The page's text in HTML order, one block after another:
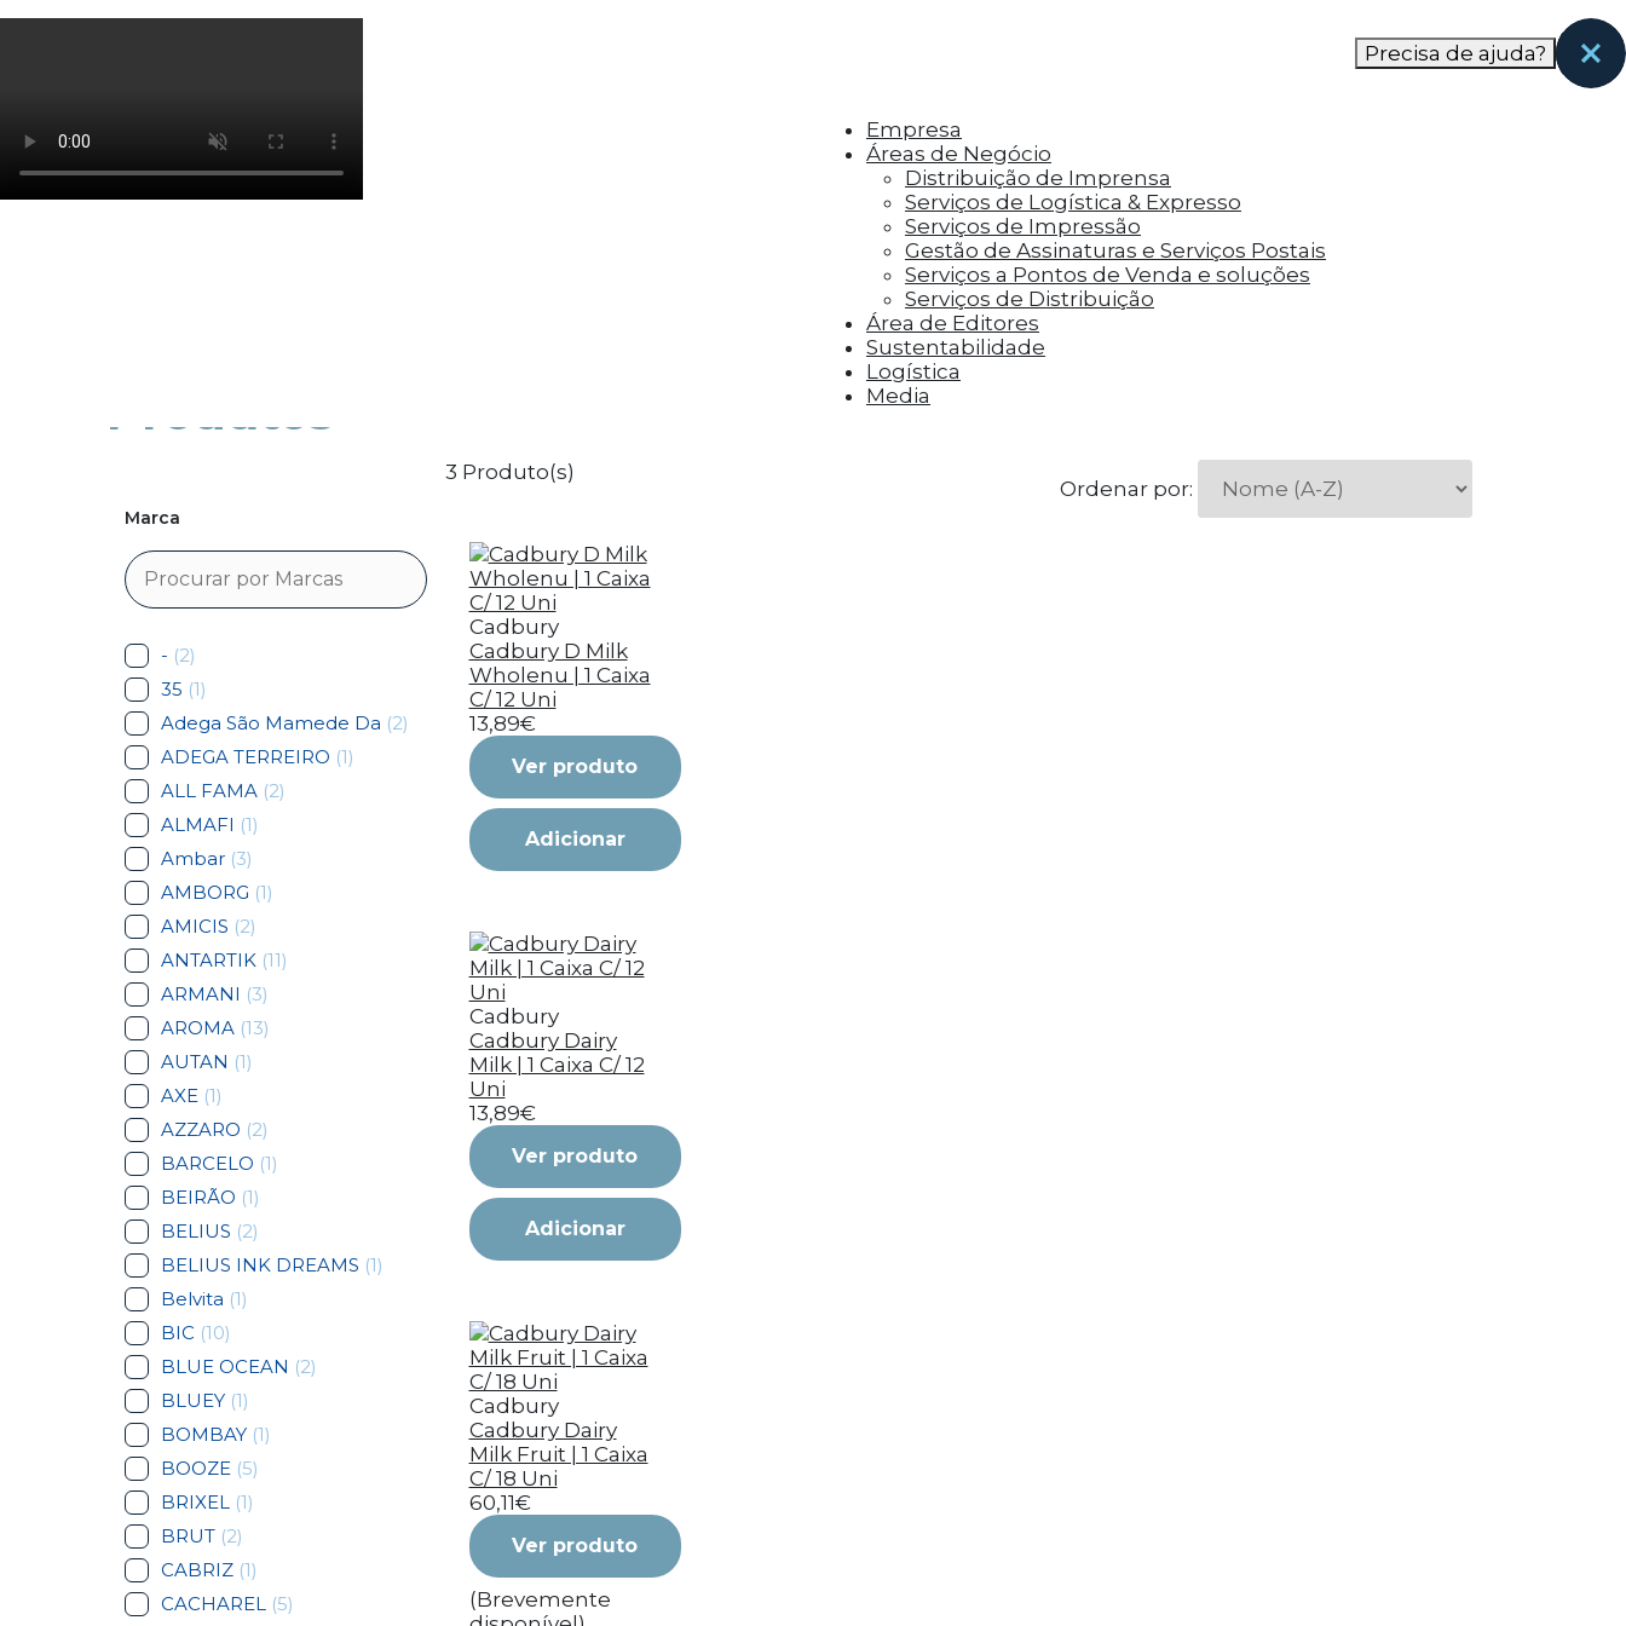
Os cookies de marketing são usados para entregar aos visitantes anúncios personalizados com base nas páginas que eles visitaram antes e analisar a
Precisa de ajuda?
Empresa
Áreas de Negócio
Distribuição de Imprensa
Serviços de Logística & Expresso
Serviços de Impressão
Gestão de Assinaturas e Serviços Postais
Serviços a Pontos de Venda e soluções
Serviços de Distribuição
Área de Editores
Sustentabilidade
Logística
Media
Produtos
Marca
- (2)
35 (1)
Adega São Mamede Da (2)
ADEGA TERREIRO (1)
ALL FAMA (2)
ALMAFI (1)
Ambar (3)
AMBORG (1)
AMICIS (2)
ANTARTIK (11)
ARMANI (3)
AROMA (13)
AUTAN (1)
AXE (1)
AZZARO (2)
BARCELO (1)
BEIRÃO (1)
BELIUS (2)
BELIUS INK DREAMS (1)
Belvita (1)
BIC (10)
BLUE OCEAN (2)
BLUEY (1)
BOMBAY (1)
BOOZE (5)
BRIXEL (1)
BRUT (2)
CABRIZ (1)
CACHAREL (5)
3 Produto(s)
Ordenar por:
Cadbury
Cadbury D Milk
Wholenu | 1 Caixa
C/ 12 Uni
13,89€
Ver produto
Adicionar
Cadbury
Cadbury Dairy
Milk | 1 Caixa C/ 12
Uni
13,89€
Ver produto
Adicionar
Cadbury
Cadbury Dairy
Milk Fruit | 1 Caixa
C/ 18 Uni
60,11€
Ver produto
(Brevemente